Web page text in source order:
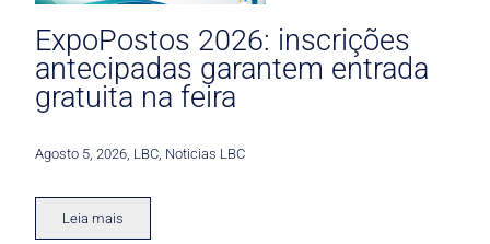
ExpoPostos 2026: inscrições
antecipadas garantem entrada
gratuita na feira
Agosto 5, 2026 LBC Noticias LBC
Leia mais